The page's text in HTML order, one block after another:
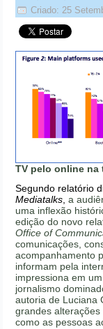
Criado: 25
TV pelo online na
Segundo relatório
Mediatalks, a
uma inflexão
edição do novo
Office of
comunicações,
acompanhamento
informam pela
impressiona em
jornalismo
autoria de Luciana
grandes
como as pessoas